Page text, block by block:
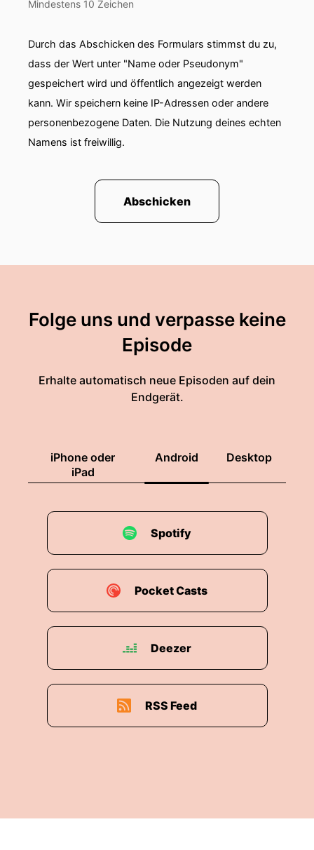
Mindestens 10 Zeichen
Durch das Abschicken des Formulars stimmst du zu,
dass der Wert unter "Name oder Pseudonym"
gespeichert wird und öffentlich angezeigt werden
kann. Wir speichern keine IP-Adressen oder andere
personenbezogene Daten. Die Nutzung deines echten
Namens ist freiwillig.
Abschicken
Folge uns und verpasse keine
Episode
Erhalte automatisch neue Episoden auf dein
Endgerät.
iPhone oder
iPad
Android Desktop
Spotify
Pocket Casts
Deezer
RSS Feed